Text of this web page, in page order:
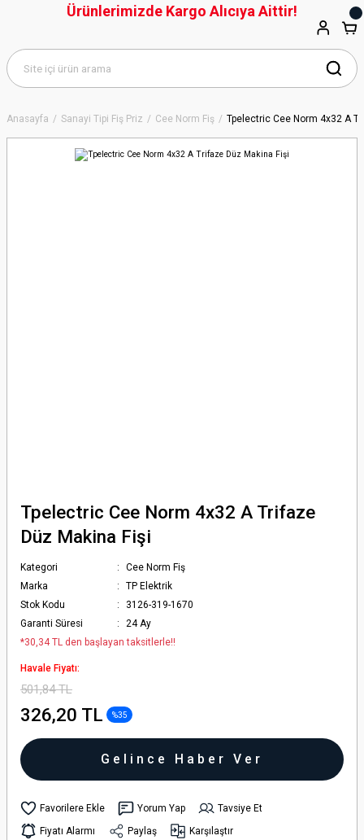
Anasayfa Sanayi Tipi Fiş Priz Cee Norm Fiş Tpelectric Cee Norm 4x32 A
Tpelectric Cee Norm 4x32 A Trifaze
Düz Makina Fişi
Kategori
Cee Norm Fiş
Marka
TP Elektrik
Stok Kodu
3126-319-1670
Garanti Süresi
24 Ay
*30,34 TL den başlayan taksitlerle!!
Havale Fiyatı:
501,84 TL
326,20 TL %35
Gelince Haber Ver
Yorum Yap
Tavsiye Et
Fiyatı Alarmı
Paylaş Karşılaştır
Ürünlerimizde Kargo Alıcıya Aittir!